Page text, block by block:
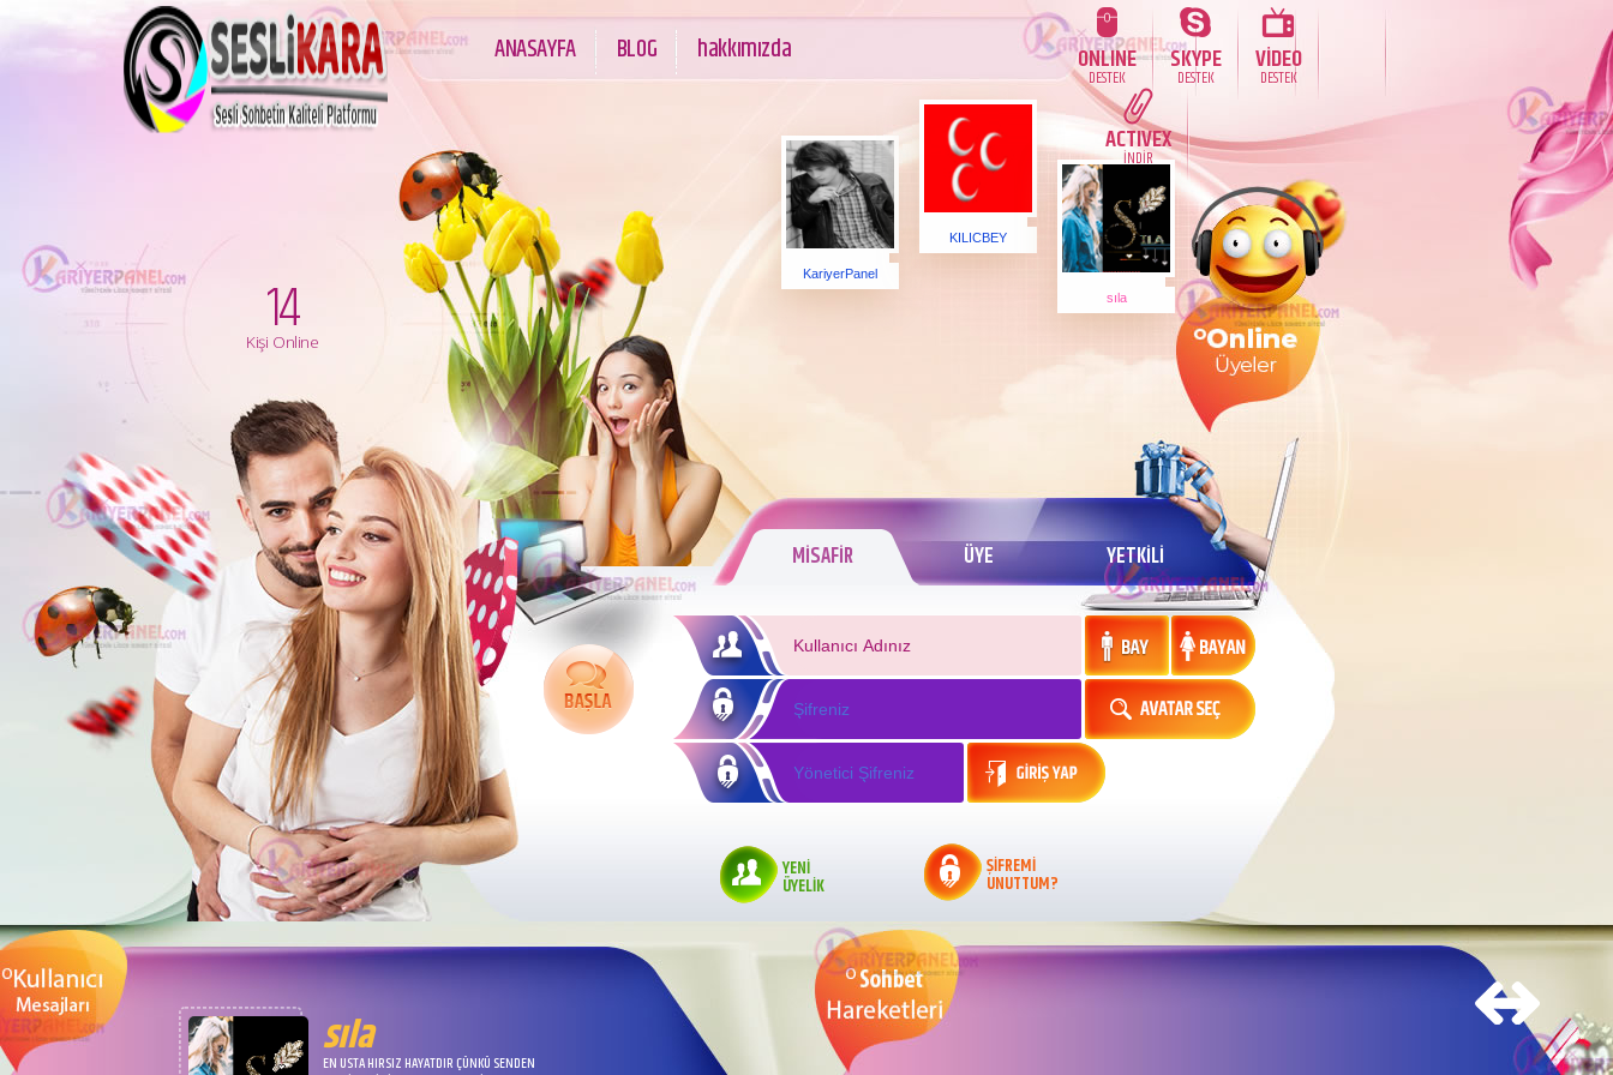
ONLINE
DESTEK
SKYPE
DESTEK
VİDEO
DESTEK
ACTIVEX
İNDİR
ANASAYFA BLOG hakkımızda
YENİ
ÜYELİK
ŞİFREMİ
UNUTTUM?
14
Kişi Online
MİSAFİR ÜYE YETKİLİ
KariyerPanel
KILICBEY
sıla
sıla
EN USTA HIRSIZ HAYATDIR ÇÜNKÜ SENDEN